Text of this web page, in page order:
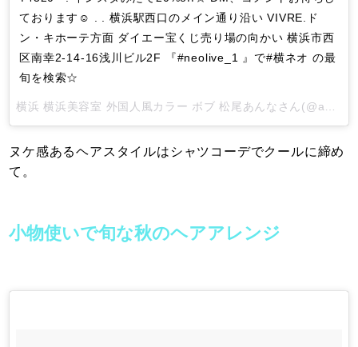
ております☺︎ . . 横浜駅西口のメイン通り沿い VIVRE.ド
ン・キホーテ方面 ダイエー宝くじ売り場の向かい 横浜市西
区南幸2-14-16浅川ビル2F 『#neolive_1 』で#横ネオ の最
旬を検索☆
横浜 横浜美容室 外国人風カラー ボブ 松尾あんな さん(@ancorooo)がシェアした投稿 -
ヌケ感あるヘアスタイルはシャツコーデでクールに締め
て。
小物使いで旬な秋のヘアアレンジ